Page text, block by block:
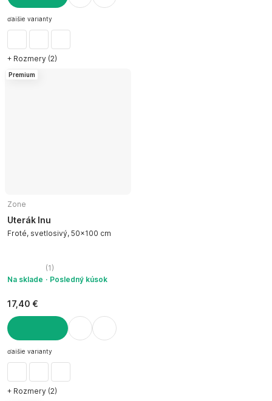
DO KOŠÍKA
ďalšie varianty
+ Rozmery (2)
Premium
Zone
Uterák Inu
Froté, svetlosivý, 50x100 cm
(1 )
Na sklade
Posledný kúsok
17,40 €
DO KOŠÍKA
ďalšie varianty
+ Rozmery (2)